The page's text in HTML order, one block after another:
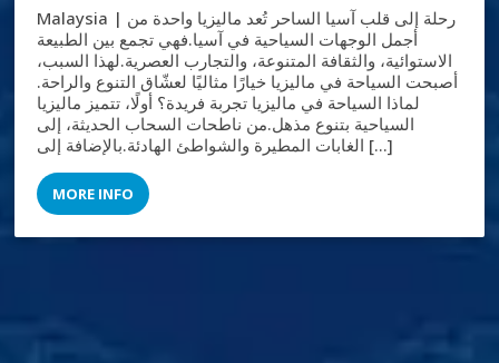
Malaysia | رحلة إلى قلب آسيا الساحر تُعد ماليزيا واحدة من
أجمل الوجهات السياحية في آسيا.فهي تجمع بين الطبيعة
الاستوائية، والثقافة المتنوعة، والتجارب العصرية.لهذا السبب،
أصبحت السياحة في ماليزيا خيارًا مثاليًا لعشّاق التنوع والراحة.
لماذا السياحة في ماليزيا تجربة فريدة؟ أولًا، تتميز ماليزيا
السياحية بتنوع مذهل.من ناطحات السحاب الحديثة، إلى
الغابات المطيرة والشواطئ الهادئة.بالإضافة إلى […]
MORE INFO